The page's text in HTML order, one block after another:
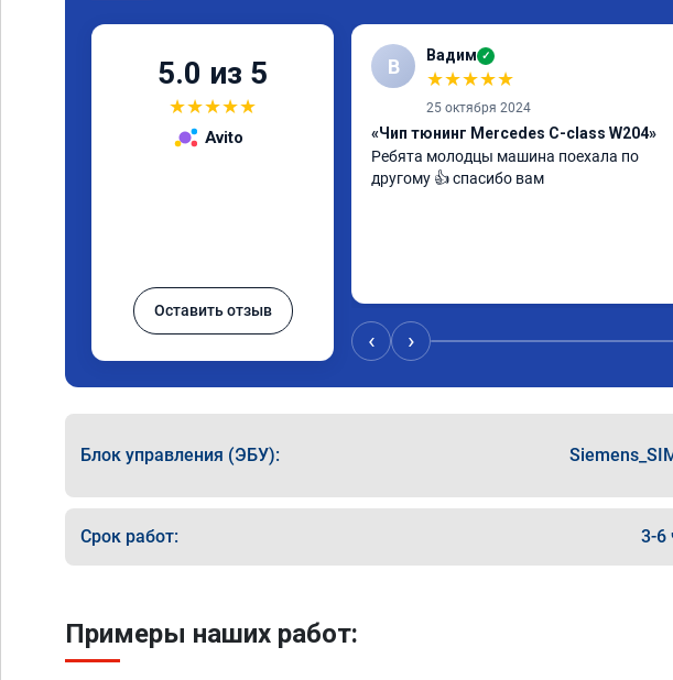
5.0 из 5
★★★★★
Avito
Оставить отзыв
В Вадим ✓
★★★★★
25 октября 2024
«Чип тюнинг Mercedes C-class W204»
Ребята молодцы машина поехала по
другому 👍 спасибо вам
‹ ›
Блок управления (ЭБУ):
Срок работ: 3-6
Примеры наших работ: